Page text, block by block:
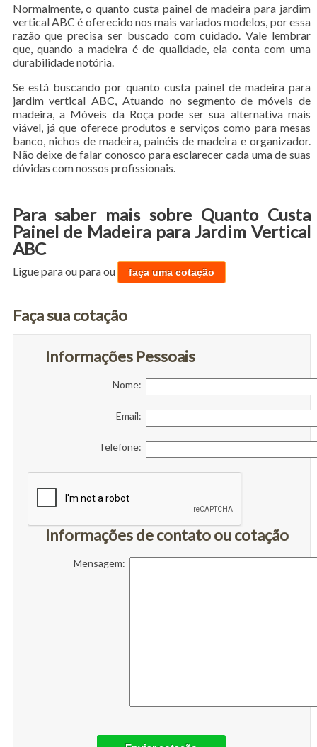
Normalmente, o quanto custa painel de madeira para jardim
vertical ABC é oferecido nos mais variados modelos, por essa
razão que precisa ser buscado com cuidado. Vale lembrar
que, quando a madeira é de qualidade, ela conta com uma
durabilidade notória.
Se está buscando por quanto custa painel de madeira para
jardim vertical ABC, Atuando no segmento de móveis de
madeira, a Móveis da Roça pode ser sua alternativa mais
viável, já que oferece produtos e serviços como para mesas
banco, nichos de madeira, painéis de madeira e organizador.
Não deixe de falar conosco para esclarecer cada uma de suas
dúvidas com nossos profissionais.
Para saber mais sobre Quanto Custa
Painel de Madeira para Jardim Vertical
ABC
Ligue paraou paraou faça uma cotação
Faça sua cotação
Informações Pessoais
Nome:
Email:
Telefone:
Informações de contato ou cotação
Mensagem: